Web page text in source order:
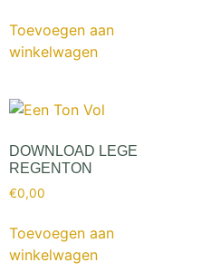
Toevoegen aan
winkelwagen
DOWNLOAD LEGE
REGENTON
€0,00
Toevoegen aan
winkelwagen